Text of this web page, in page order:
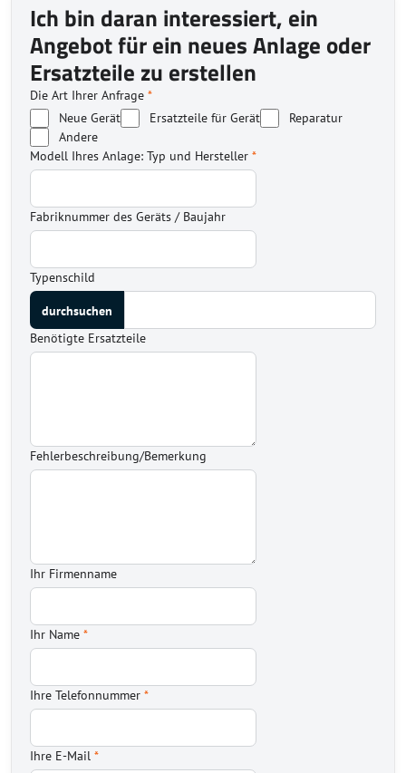
Ich bin daran interessiert, ein
Angebot für ein neues Anlage oder
Ersatzteile zu erstellen
Die Art Ihrer Anfrage *
Neue Gerät
Ersatzteile für Gerät
Reparatur
Andere
Modell Ihres Anlage: Typ und Hersteller *
Fabriknummer des Geräts / Baujahr
Typenschild
Benötigte Ersatzteile
Fehlerbeschreibung/Bemerkung
Ihr Firmenname
Ihr Name *
Ihre Telefonnummer *
Ihre E-Mail *